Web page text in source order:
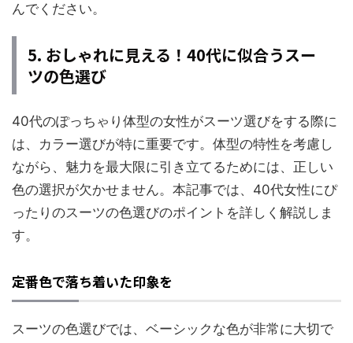
んでください。
5. おしゃれに見える！40代に似合うスー
ツの色選び
40代のぽっちゃり体型の女性がスーツ選びをする際に
は、カラー選びが特に重要です。体型の特性を考慮し
ながら、魅力を最大限に引き立てるためには、正しい
色の選択が欠かせません。本記事では、40代女性にぴ
ったりのスーツの色選びのポイントを詳しく解説しま
す。
定番色で落ち着いた印象を
スーツの色選びでは、ベーシックな色が非常に大切で